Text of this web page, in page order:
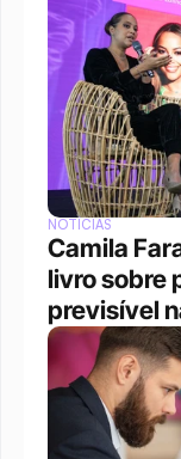
NOTÍCIAS
Camila
livro sobre
previsível